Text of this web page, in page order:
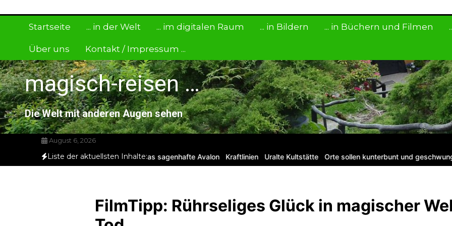
Inhalt
springenStartseite ... in der Welt ... im digitalen Raum ... in Bildern ... in Büchern und Filmen
Über uns Kontakt / Impressum ...
magisch-reisen …
Die Welt mit anderen Augen sehen
August 6, 2026
Liste der aktuellsten Inhalte:
bis heute überlebt! Glastonbury – das sagenhafte Avalon Kraftlinien Uralte Kultstätte Orte sollen kunterbunt und geschwungen
FilmTipp: Rührseliges Glück in magischer